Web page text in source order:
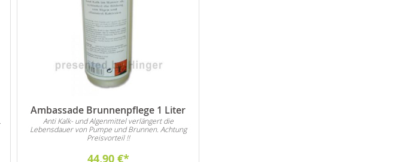
Ambassade Brunnenpflege 1 Liter
Anti Kalk- und Algenmittel verlängert die
Lebensdauer von Pumpe und Brunnen. Achtung
Preisvorteil !!
44,90 €